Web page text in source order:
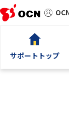
サポートトップ